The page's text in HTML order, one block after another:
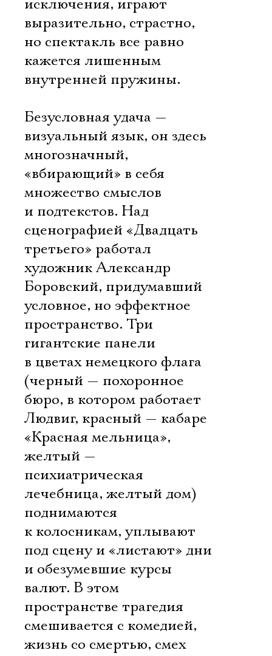
исключения, играют
выразительно, страстно,
но спектакль все равно
кажется лишенным
внутренней пружины.
Безусловная удача —
визуальный язык, он здесь
многозначный,
«вбирающий» в себя
множество смыслов
и подтекстов. Над
сценографией «Двадцать
третьего» работал
художник Александр
Боровский, придумавший
условное, но эффектное
пространство. Три
гигантские панели
в цветах немецкого флага
(черный — похоронное
бюро, в котором работает
Людвиг, красный — кабаре
«Красная мельница»,
желтый —
психиатрическая
лечебница, желтый дом)
поднимаются
к колосникам, уплывают
под сцену и «листают» дни
и обезумевшие курсы
валют. В этом
пространстве трагедия
смешивается с комедией,
жизнь со смертью, смех